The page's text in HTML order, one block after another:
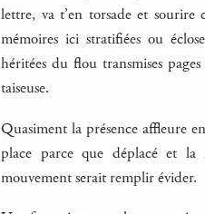
lettre, va t’en torsade et
mémoires ici stratifiées ou
héritées du flou transmises
taiseuse.
Quasiment la présence affleure
place parce que déplacé et la
mouvement serait remplir évider.